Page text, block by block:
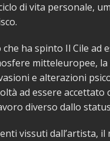
di vita personale,
ha spinto Il Cile ad
mitteleuropee, la
e alterazioni
ad essere accettato
diverso dallo
vissuti dall’artista, il